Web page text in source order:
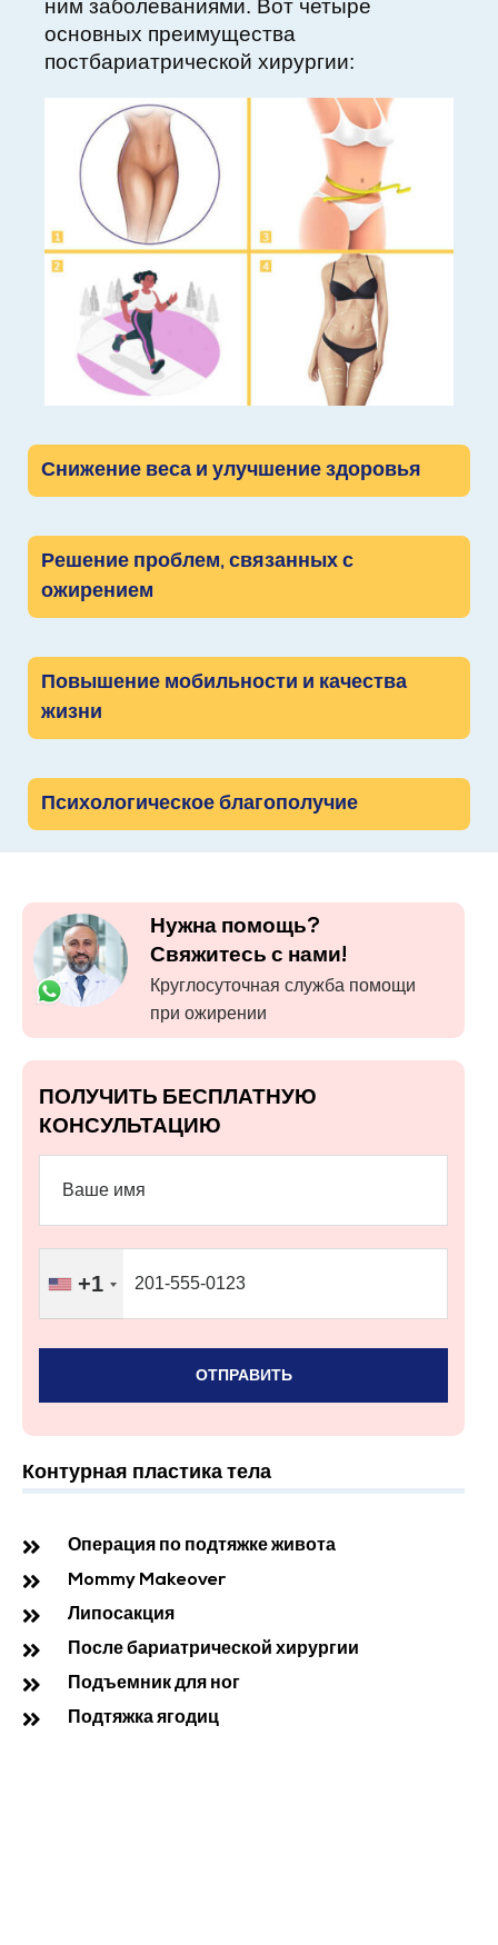
ним заболеваниями. Вот четыре
основных преимущества
постбариатрической хирургии:
Снижение веса и улучшение здоровья
Решение проблем, связанных с
ожирением
Повышение мобильности и качества
жизни
Психологическое благополучие
Нужна помощь?
Свяжитесь с нами!
Круглосуточная служба помощи
при ожирении
ПОЛУЧИТЬ БЕСПЛАТНУЮ
КОНСУЛЬТАЦИЮ
+1
Контурная пластика тела
Операция по подтяжке живота
Mommy Makeover
Липосакция
После бариатрической хирургии
Подъемник для ног
Подтяжка ягодиц